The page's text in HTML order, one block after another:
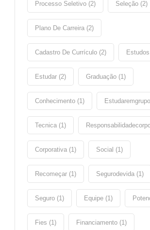
Processo Seletivo (2) Seleção (2)
Plano De Carreira (2)
Cadastro De Currículo (2)
Estudar (2) Graduação (1)
Conhecimento (1)
Tecnica (1)
Corporativa (1) Social (1)
Recomeçar (1) Segurodevida (1)
Seguro (1) Equipe (1)
Fies (1) Financiamento (1)